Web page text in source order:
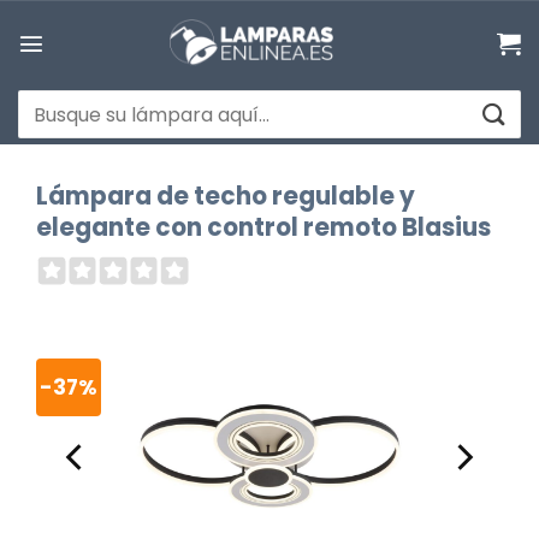
Buscar
por:
Lámpara de techo regulable y
elegante con control remoto Blasius
-37%